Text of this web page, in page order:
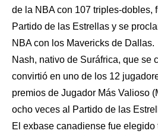
de la NBA con 107 triples-dobles,
Partido de las Estrellas y se
NBA con los Mavericks de Dallas.
Nash, nativo de Suráfrica, que se
convirtió en uno de los 12
premios de Jugador Más Valioso
ocho veces al Partido de las
El exbase canadiense fue elegido